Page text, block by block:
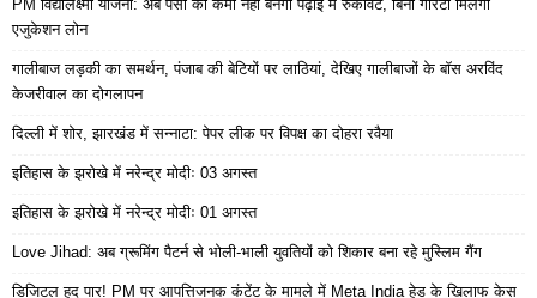
PM विद्यालक्ष्मी योजना: अब पैसों की कमी नहीं बनेगी पढ़ाई में रुकावट, बिना गारंटी मिलेगा
एजुकेशन लोन
गालीबाज लड़की का समर्थन, पंजाब की बेटियों पर लाठियां, देखिए गालीबाजों के बॉस अरविंद
केजरीवाल का दोगलापन
दिल्ली में शोर, झारखंड में सन्नाटा: पेपर लीक पर विपक्ष का दोहरा रवैया
इतिहास के झरोखे में नरेन्द्र मोदीः 03 अगस्त
इतिहास के झरोखे में नरेन्द्र मोदीः 01 अगस्त
Love Jihad: अब ग्रूमिंग पैटर्न से भोली-भाली युवतियों को शिकार बना रहे मुस्लिम गैंग
डिजिटल हद पार! PM पर आपत्तिजनक कंटेंट के मामले में Meta India हेड के खिलाफ केस